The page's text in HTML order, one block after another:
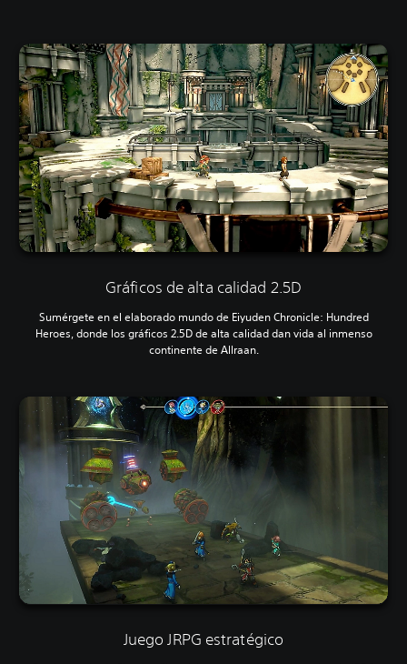
Gráficos de alta calidad 2.5D
Sumérgete en el elaborado mundo de Eiyuden Chronicle: Hundred
Heroes, donde los gráficos 2.5D de alta calidad dan vida al inmenso
continente de Allraan.
Juego JRPG estratégico